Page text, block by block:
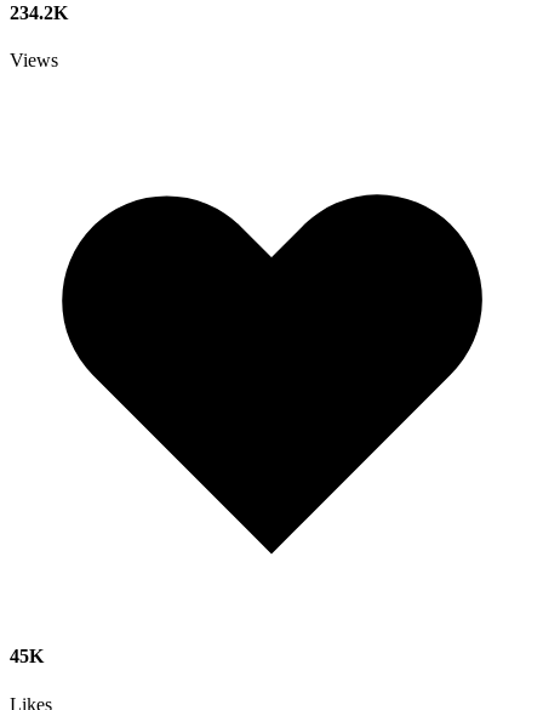
234.2K
Views
45K
Likes